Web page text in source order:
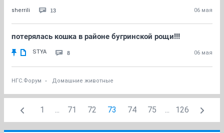
sherrili 13 06 мая
потерялась кошка в районе бугринской рощи!!!
STYA 8 06 мая
НГС.Форум Домашние животные
1 ... 71 72 73 74 75 ... 126